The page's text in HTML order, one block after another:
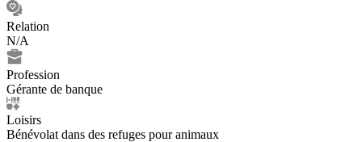
Relation
N/A
Profession
Gérante de banque
Loisirs
Bénévolat dans des refuges pour animaux